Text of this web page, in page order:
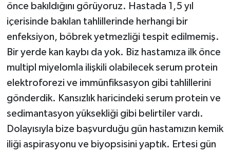
önce bakıldığını görüyoruz. Hastada 1,5 yıl
içerisinde bakılan tahlillerinde herhangi bir
enfeksiyon, böbrek yetmezliği tespit edilmemiş.
Bir yerde kan kaybı da yok. Biz hastamıza ilk önce
multipl miyelomla ilişkili olabilecek serum protein
elektroforezi ve immünfiksasyon gibi tahlillerini
gönderdik. Kansızlık haricindeki serum protein ve
sedimantasyon yüksekliği gibi belirtiler vardı.
Dolayısıyla bize başvurduğu gün hastamızın kemik
iliği aspirasyonu ve biyopsisini yaptık. Ertesi gün